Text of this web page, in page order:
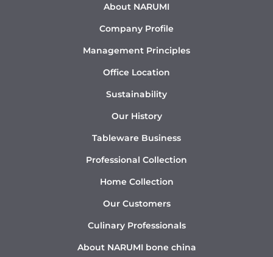
About NARUMI
Company Profile
Management Principles
Office Location
Sustainability
Our History
Tableware Business
Professional Collection
Home Collection
Our Customers
Culinary Professionals
About NARUMI bone china